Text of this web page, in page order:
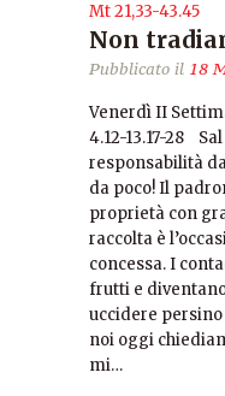
Mt 21,33-43.45
Non
Pubblicato il 18
Venerdì II
4.12-13.17-28
responsabilità
da poco! Il
proprietà con
raccolta è
concessa. I
frutti e
uccidere
noi oggi
mi…